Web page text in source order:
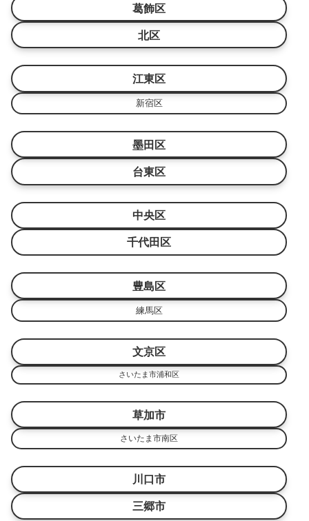
葛飾区
北区
江東区
新宿区
墨田区
台東区
中央区
千代田区
豊島区
練馬区
文京区
さいたま市浦和区
草加市
さいたま市南区
川口市
三郷市